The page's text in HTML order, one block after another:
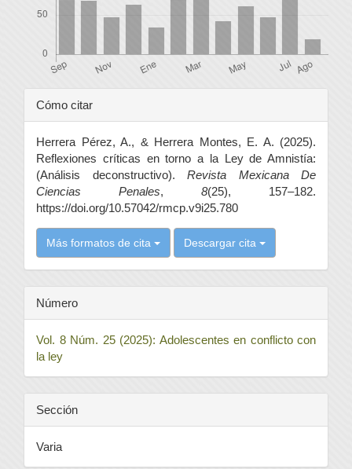
Detalles
del
artículo
Cómo citar
Herrera Pérez, A., & Herrera Montes, E. A. (2025).
Reflexiones críticas en torno a la Ley de Amnistía:
(Análisis deconstructivo). Revista Mexicana De
Ciencias Penales, 8(25), 157–182.
https://doi.org/10.57042/rmcp.v9i25.780
Más formatos de cita Descargar cita
Número
Vol. 8 Núm. 25 (2025): Adolescentes en conflicto con
la ley
Sección
Varia